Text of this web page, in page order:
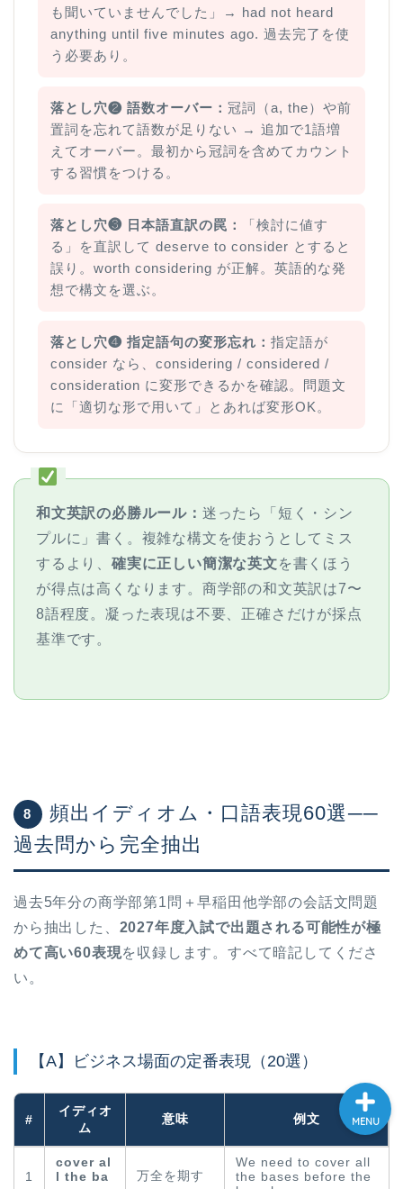
も聞いていませんでした」→ had not heard
anything until five minutes ago. 過去完了を使
う必要あり。
落とし穴❷ 語数オーバー： 冠詞（a, the）や前
置詞を忘れて語数が足りない → 追加で1語増
えてオーバー。最初から冠詞を含めてカウント
する習慣をつける。
落とし穴❸ 日本語直訳の罠：
「検討に値す
る」を直訳して deserve to consider とすると
誤り。worth considering が正解。英語的な発
想で構文を選ぶ。
落とし穴❹ 指定語句の変形忘れ： 指定語が
consider なら、considering / considered /
consideration に変形できるかを確認。問題文
に「適切な形で用いて」とあれば変形OK。
和文英訳の必勝ルール： 迷ったら「短く・シン
プルに」書く。複雑な構文を使おうとしてミス
するより、 確実に正しい簡潔な英文を書くほう
が得点は高くなります。商学部の和文英訳は7〜
8語程度。凝った表現は不要、正確さだけが採点
基準です。
8
頻出イディオム・口語表現60選──
過去問から完全抽出
過去5年分の商学部第1問＋早稲田他学部の会話文問題
から抽出した、 2027年度入試で出題される可能性が極
めて高い60表現を収録します。すべて暗記してくださ
い。
【A】ビジネス場面の定番表現（20選）
#
イディオ
ム
意味 例文
1
cover al
l the ba
万全を期す
We need to cover all
the bases before the
MENU
ホーム
学習＆大学入試英語コラム
大学入試英語対策講座
ズ集
過去記事